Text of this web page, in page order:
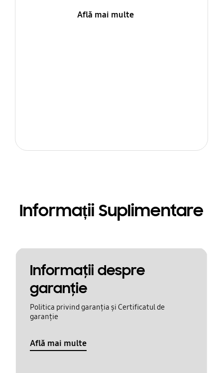
Află mai multe
Informații Suplimentare
Informaţii despre
garanţie
Politica privind garanția și Certificatul de
garanție
Află mai multe